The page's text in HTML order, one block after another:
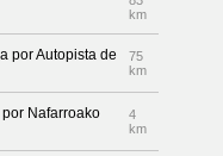
km
por Autopista de
75
km
Nafarroako
4
km